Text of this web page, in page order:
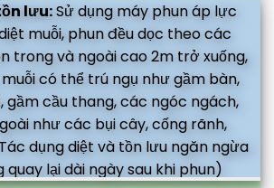
lưu:Sử dụng máy phun áp lực
muỗi, phun đều dọc theo các
trong và ngoài cao 2m trở xuống,
có thể trú ngụ như gầm bàn,
gầm cầu thang, các ngóc ngách,
như các bụi cây, cống rãnh,
dụng diệt và tồn lưu ngăn ngừa
quay lại dài ngày sau khi phun)